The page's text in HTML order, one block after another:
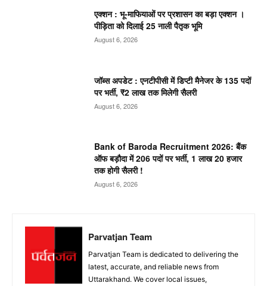
एक्शन : भू-माफियाओं पर प्रशासन का बड़ा एक्शन ।
पीड़िता को दिलाई 25 नाली पैतृक भूमि
August 6, 2026
जॉब्स अपडेट : एनटीपीसी में डिप्टी मैनेजर के 135 पदों
पर भर्ती, ₹2 लाख तक मिलेगी सैलरी
August 6, 2026
Bank of Baroda Recruitment 2026: बैंक
ऑफ बड़ौदा में 206 पदों पर भर्ती, 1 लाख 20 हजार
तक होगी सैलरी !
August 6, 2026
Parvatjan Team
Parvatjan Team is dedicated to delivering the
latest, accurate, and reliable news from
Uttarakhand. We cover local issues,